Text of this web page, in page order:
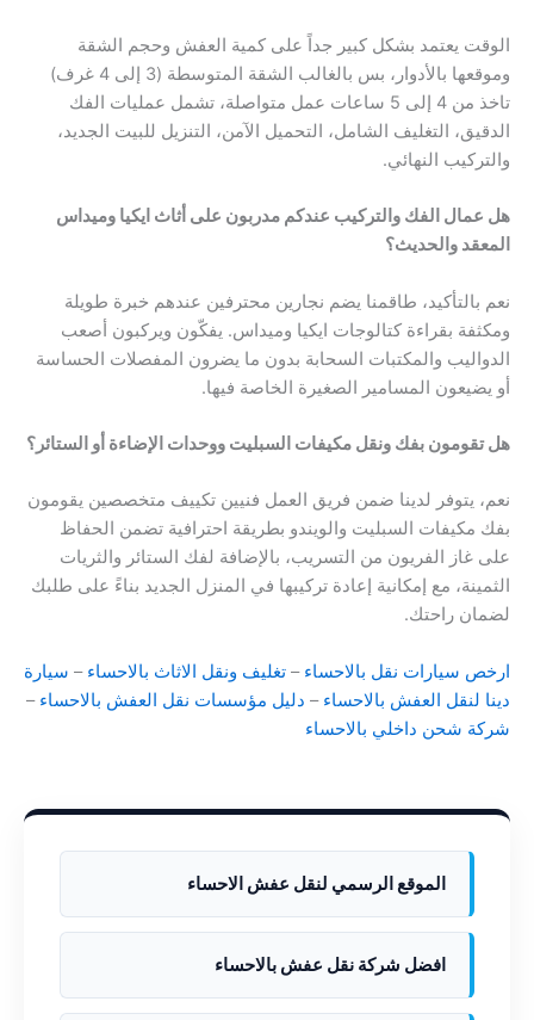
الوقت يعتمد بشكل كبير جداً على كمية العفش وحجم الشقة
وموقعها بالأدوار، بس بالغالب الشقة المتوسطة (3 إلى 4 غرف)
تاخذ من 4 إلى 5 ساعات عمل متواصلة، تشمل عمليات الفك
الدقيق، التغليف الشامل، التحميل الآمن، التنزيل للبيت الجديد،
والتركيب النهائي.
هل عمال الفك والتركيب عندكم مدربون على أثاث ايكيا وميداس
المعقد والحديث؟
نعم بالتأكيد، طاقمنا يضم نجارين محترفين عندهم خبرة طويلة
ومكثفة بقراءة كتالوجات ايكيا وميداس. يفكّون ويركبون أصعب
الدواليب والمكتبات السحابة بدون ما يضرون المفصلات الحساسة
أو يضيعون المسامير الصغيرة الخاصة فيها.
هل تقومون بفك ونقل مكيفات السبليت ووحدات الإضاءة أو الستائر؟
نعم، يتوفر لدينا ضمن فريق العمل فنيين تكييف متخصصين يقومون
بفك مكيفات السبليت والويندو بطريقة احترافية تضمن الحفاظ
على غاز الفريون من التسريب، بالإضافة لفك الستائر والثريات
الثمينة، مع إمكانية إعادة تركيبها في المنزل الجديد بناءً على طلبك
لضمان راحتك.
ارخص سيارات نقل بالاحساء – تغليف ونقل الاثاث بالاحساء – سيارة
دينا لنقل العفش بالاحساء – دليل مؤسسات نقل العفش بالاحساء –
شركة شحن داخلي بالاحساء
الموقع الرسمي لنقل عفش الاحساء
افضل شركة نقل عفش بالاحساء